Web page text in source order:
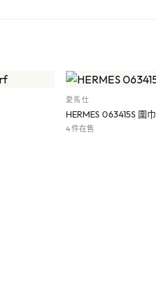
愛馬仕
HERMES 063415S 圍巾
4 件在售